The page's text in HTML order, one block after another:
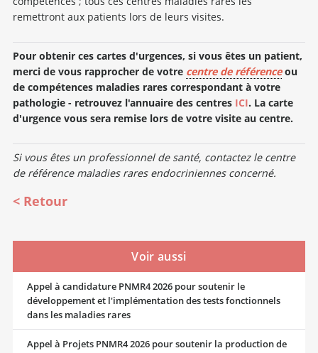
remettront aux patients lors de leurs visites.
Pour obtenir ces cartes d'urgences, si vous êtes un patient,
merci de vous rapprocher de votre centre de référenceou
de compétences maladies rares correspondant à votre
pathologie - retrouvez l'annuaire des centres ICI. La carte
d'urgence vous sera remise lors de votre visite au centre.
Si vous êtes un professionnel de santé, contactez le centre
de référence maladies rares endocriniennes concerné.
Retour
Voir aussi
Appel à candidature PNMR4 2026 pour soutenir le
développement et l'implémentation des tests fonctionnels
dans les maladies rares
Appel à Projets PNMR4 2026 pour soutenir la production de